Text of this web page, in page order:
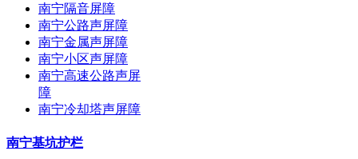
南宁隔音屏障
南宁公路声屏障
南宁金属声屏障
南宁小区声屏障
南宁高速公路声屏
障
南宁冷却塔声屏障
南宁基坑护栏